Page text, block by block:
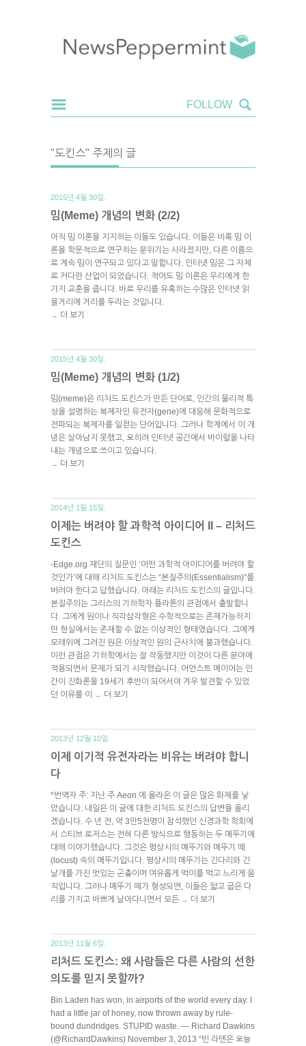
"도킨스" 주제의 글
2015년 4월 30일.
밈(Meme) 개념의 변화 (2/2)
아직 밈 이론을 지지하는 이들도 있습니다. 이들은 비록 밈 이
론을 학문적으로 연구하는 분위기는 사라졌지만, 다른 이름으
로 계속 밈이 연구되고 있다고 말합니다. 인터넷 밈은 그 자체
로 커다란 산업이 되었습니다. 적어도 밈 이론은 우리에게 한
가지 교훈을 줍니다. 바로 우리를 유혹하는 수많은 인터넷 읽
을거리에 거리를 두라는 것입니다.
→ 더 보기
2015년 4월 30일.
밈(Meme) 개념의 변화 (1/2)
밈(meme)은 리처드 도킨스가 만든 단어로, 인간의 물리적 특
성을 설명하는 복제자인 유전자(gene)에 대응해 문화적으로
전파되는 복제자를 일컫는 단어입니다. 그러나 학계에서 이 개
념은 살아남지 못했고, 오히려 인터넷 공간에서 바이럴을 나타
내는 개념으로 쓰이고 있습니다.
→ 더 보기
2014년 1월 15일.
이제는 버려야 할 과학적 아이디어 II – 리처드
도킨스
-Edge.org 재단의 질문인 ‘어떤 과학적 아이디어를 버려야 할
것인가’에 대해 리처드 도킨스는 “본질주의(Essentialism)”를
버려야 한다고 답했습니다. 아래는 리처드 도킨스의 글입니다.
본질주의는 그리스의 기하학자 플라톤의 관점에서 출발합니
다. 그에게 원이나 직각삼각형은 수학적으로는 존재가능하지
만 현실에서는 존재할 수 없는 이상적인 형태였습니다. 그에게
모래위에 그려진 원은 이상적인 원의 근사치에 불과했습니다.
이런 관점은 기하학에서는 잘 작동했지만 이것이 다른 분야에
적용되면서 문제가 되기 시작했습니다. 어언스트 메이어는 인
간이 진화론을 19세기 후반이 되어서야 겨우 발견할 수 있었
던 이유를 이
→ 더 보기
2013년 12월 10일.
이제 이기적 유전자라는 비유는 버려야 합니
다
*번역자 주: 지난 주 Aeon 에 올라온 이 글은 많은 화제를 낳
았습니다. 내일은 이 글에 대한 리처드 도킨스의 답변을 올리
겠습니다. 수 년 전, 약 3만5천명이 참석했던 신경과학 학회에
서 스티브 로저스는 전혀 다른 방식으로 행동하는 두 메뚜기에
대해 이야기했습니다. 그것은 평상시의 메뚜기와 메뚜기 떼
(locust) 속의 메뚜기입니다. 평상시의 메뚜기는 긴다리와 긴
날개를 가진 멋있는 곤충이며 여유롭게 먹이를 먹고 느리게 움
직입니다. 그러나 메뚜기 떼가 형성되면, 이들은 짧고 굽은 다
리를 가지고 바쁘게 날아다니면서 모든 → 더 보기
2013년 11월 6일.
리처드 도킨스: 왜 사람들은 다른 사람의 선한
의도를 믿지 못할까?
Bin Laden has won, in airports of the world every day. I
had a little jar of honey, now thrown away by rule-
bound dundridges. STUPID waste. — Richard Dawkins
(@RichardDawkins) November 3, 2013 “빈 라덴은 오늘